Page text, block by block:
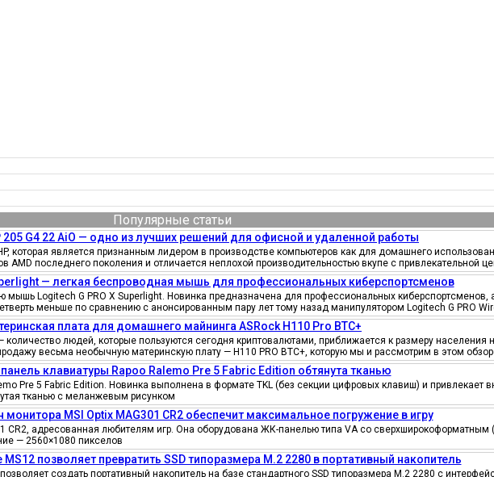
Популярные статьи
G4 22 AiO — одно из лучших решений для офисной и удаленной работы
является признанным лидером в производстве компьютеров как для домашнего
последнего поколения и отличается неплохой производительностью вкупе с привлекательной
— легкая беспроводная мышь для профессиональных киберспортсменов
Logitech G PRO X Superlight. Новинка предназначена для профессиональных киберспортсменов,
меньше по сравнению с анонсированным пару лет тому назад манипулятором Logitech G PRO
плата для домашнего майнинга ASRock H110 Pro BTC+
людей, которые пользуются сегодня криптовалютами, приближается к размеру населения
весьма необычную материнскую плату — H110 PRO BTC+, которую мы и рассмотрим в этом
панель клавиатуры Rapoo Ralemo Pre 5 Fabric Edition обтянута тканью
Pre 5 Fabric Edition. Новинка выполнена в формате TKL (без секции цифровых клавиш) и
тканью с меланжевым рисунком
монитора MSI Optix MAG301 CR2 обеспечит максимальное погружение в игру
CR2, адресованная любителям игр. Она оборудована ЖК-панелью типа VA со сверхширокоформатным
— 2560×1080 пикселов
позволяет превратить SSD типоразмера M.2 2280 в портативный накопитель
создать портативный накопитель на базе стандартного SSD типоразмера M.2 2280 с